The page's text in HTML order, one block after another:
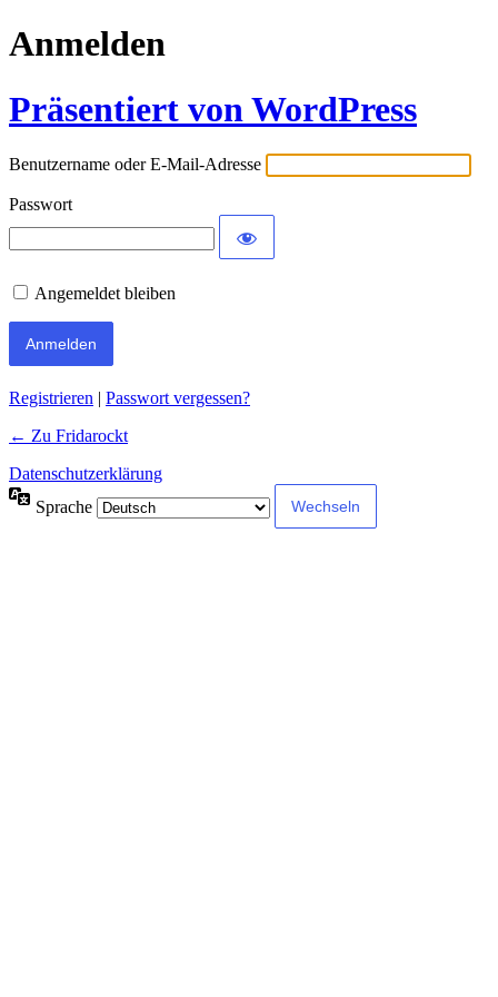
Anmelden
Präsentiert von WordPress
Benutzername oder E-Mail-Adresse
Passwort
Angemeldet bleiben
Registrieren | Passwort vergessen?
← Zu Fridarockt
Datenschutzerklärung
Sprache